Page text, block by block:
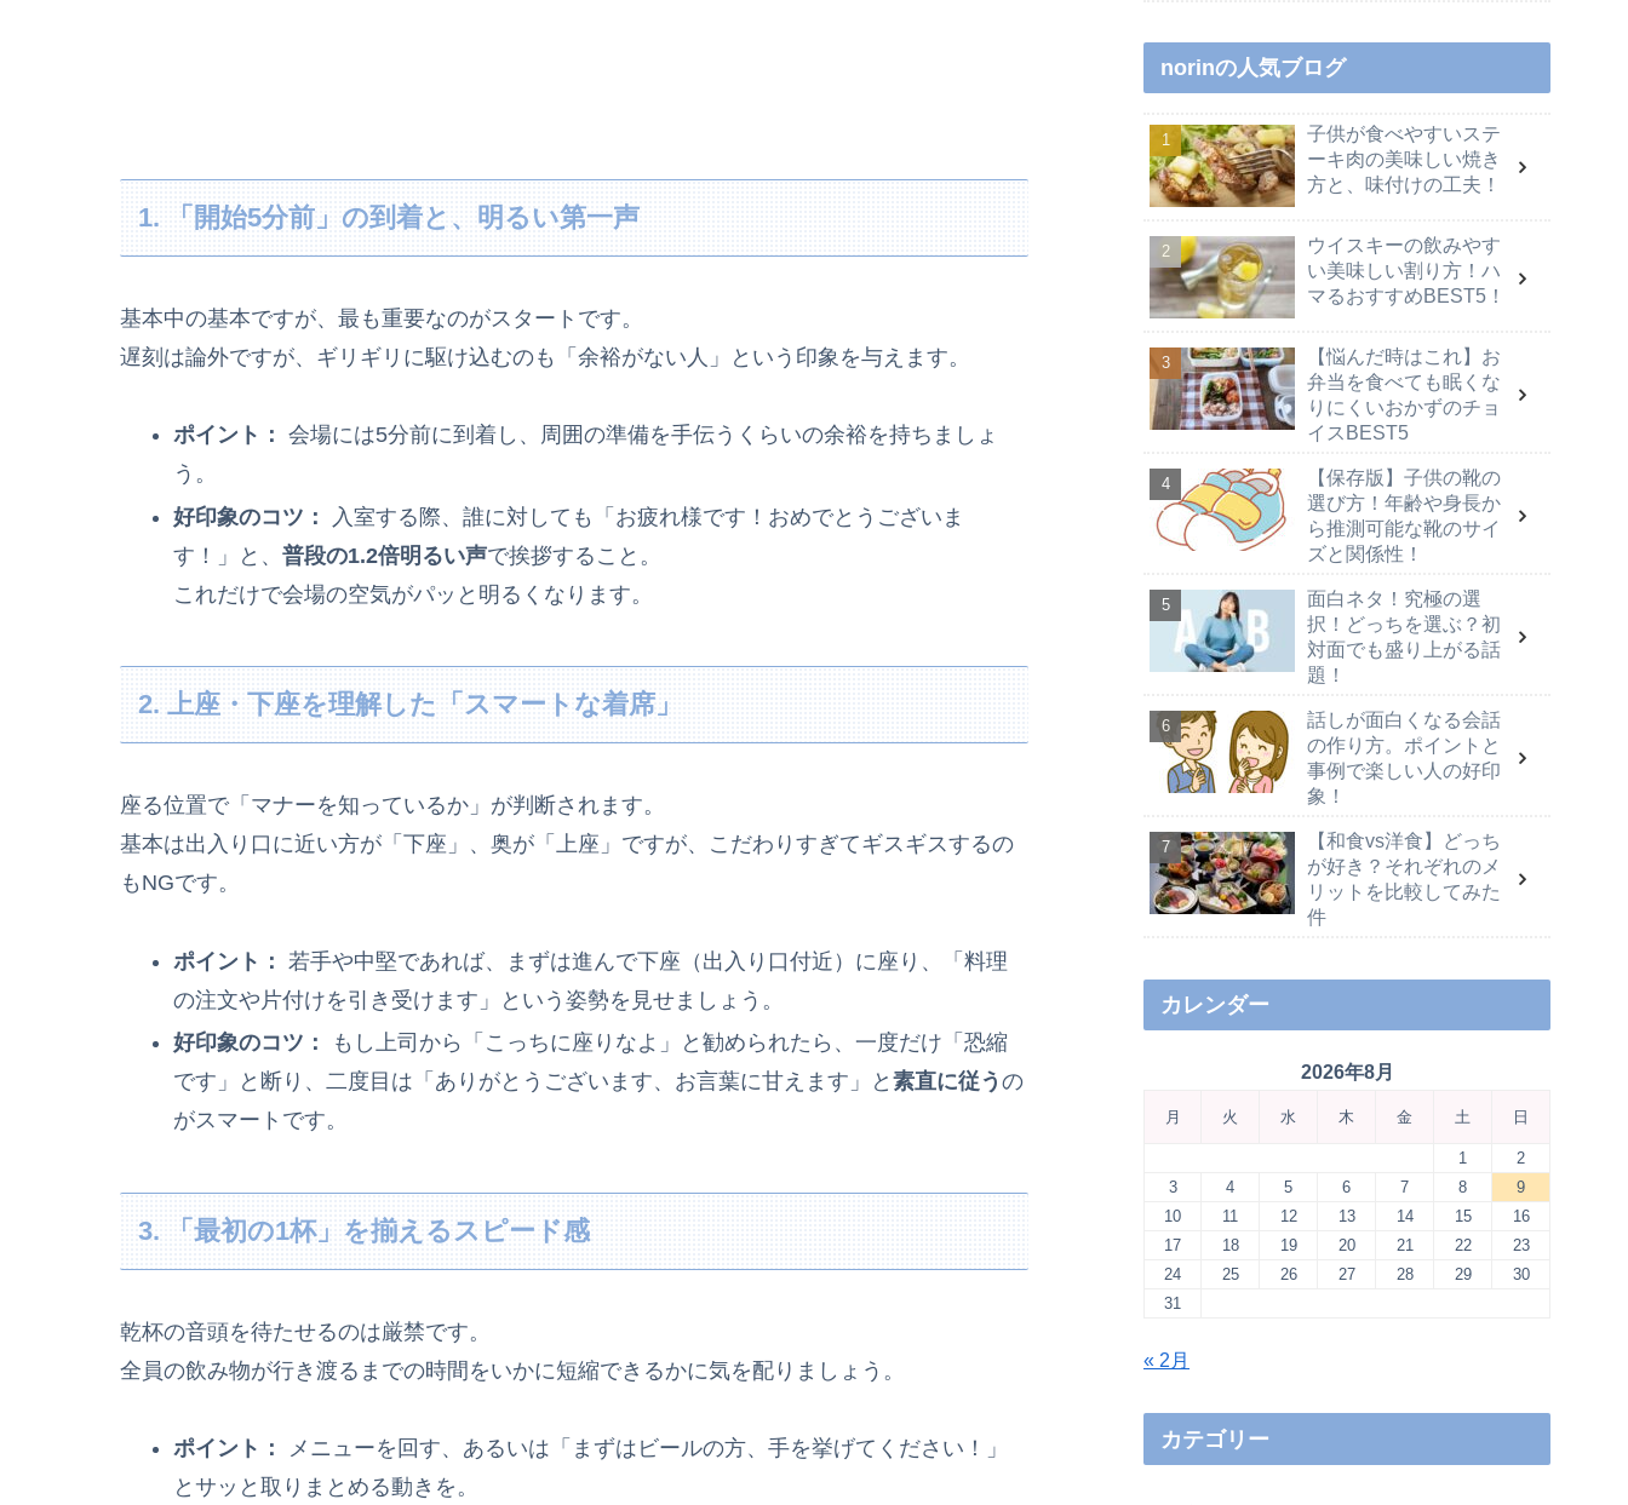
1. 「開始5分前」の到着と、明るい第一声
基本中の基本ですが、最も重要なのがスタートです。
遅刻は論外ですが、ギリギリに駆け込むのも「余裕がない人」という印象を与えます。
ポイント： 会場には5分前に到着し、周囲の準備を手伝うくらいの余裕を持ちましょ
う。
好印象のコツ：
入室する際、誰に対しても「お疲れ様です！おめでとうございま
す！」と、 普段の1.2倍明るい声で挨拶すること。
これだけで会場の空気がパッと明るくなります。
2. 上座・下座を理解した「スマートな着席」
座る位置で「マナーを知っているか」が判断されます。
基本は出入り口に近い方が「下座」、奥が「上座」ですが、こだわりすぎてギスギスするの
もNGです。
ポイント：
若手や中堅であれば、まずは進んで下座（出入り口付近）に座り、「料理
の注文や片付けを引き受けます」という姿勢を見せましょう。
好印象のコツ：
もし上司から「こっちに座りなよ」と勧められたら、一度だけ「恐縮
です」と断り、二度目は「ありがとうございます、お言葉に甘えます」と 素直に従う の
がスマートです。
3. 「最初の1杯」を揃えるスピード感
乾杯の音頭を待たせるのは厳禁です。
全員の飲み物が行き渡るまでの時間をいかに短縮できるかに気を配りましょう。
ポイント：
メニューを回す、あるいは「まずはビールの方、手を挙げてください！」
とサッと取りまとめる動きを。
norinの人気ブログ
子供が食べやすいステ
ーキ肉の美味しい焼き
方と、味付けの工夫！
ウイスキーの飲みやす
い美味しい割り方！ハ
マるおすすめBEST5！
【悩んだ時はこれ】お
弁当を食べても眠くな
りにくいおかずのチョ
イスBEST5
【保存版】子供の靴の
選び方！年齢や身長か
ら推測可能な靴のサイ
ズと関係性！
面白ネタ！究極の選
択！どっちを選ぶ？初
対面でも盛り上がる話
題！
話しが面白くなる会話
の作り方。ポイントと
事例で楽しい人の好印
象！
【和食vs洋食】どっち
が好き？それぞれのメ
リットを比較してみた
件
カレンダー
2026年8月
月 火 水 木 金 土 日
1
2
3
4 5 6 7 8
9
10
11 12 13 14 15
16
17
18 19 20 21 22
23
24
25 26 27 28 29
30
31
« 2月
カテゴリー